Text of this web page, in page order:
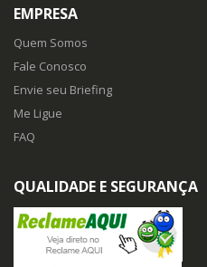
EMPRESA
Quem Somos
Fale Conosco
Envie seu Briefing
Me Ligue
FAQ
QUALIDADE E SEGURANÇA